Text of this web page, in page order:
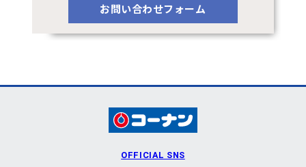
お問い合わせフォーム
OFFICIAL SNS